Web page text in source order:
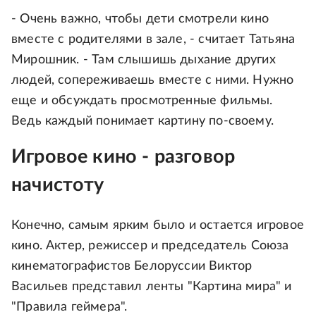
- Очень важно, чтобы дети смотрели кино
вместе с родителями в зале, - считает Татьяна
Мирошник. - Там слышишь дыхание других
людей, сопереживаешь вместе с ними. Нужно
еще и обсуждать просмотренные фильмы.
Ведь каждый понимает картину по-своему.
Игровое кино - разговор
начистоту
Конечно, самым ярким было и остается игровое
кино. Актер, режиссер и председатель Союза
кинематографистов Белоруссии Виктор
Васильев представил ленты "Картина мира" и
"Правила геймера".